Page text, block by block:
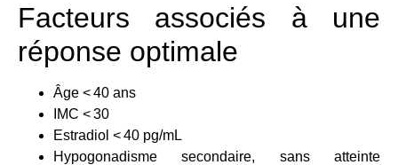
Facteurs associés à une
réponse optimale
Âge < 40 ans
IMC < 30
Estradiol < 40 pg/mL
Hypogonadisme secondaire, sans atteinte